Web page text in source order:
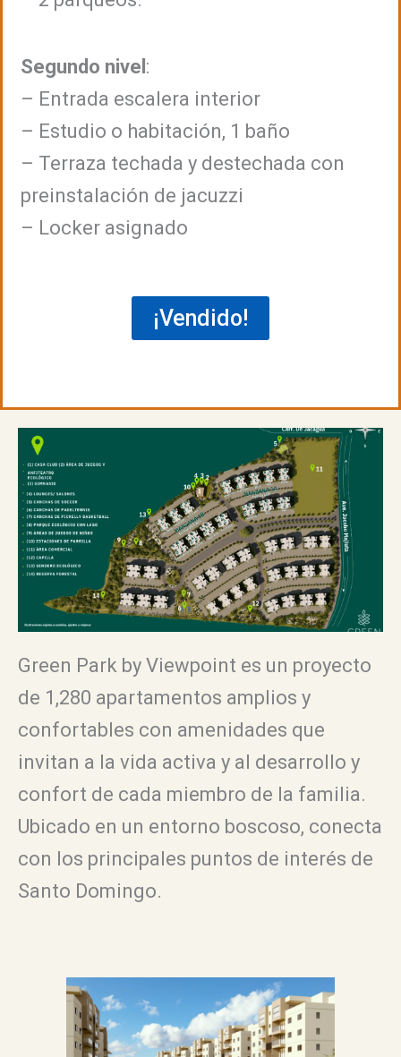
Segundo nivel :
– Entrada escalera interior
– Estudio o habitación, 1 baño
– Terraza techada y destechada con
preinstalación de jacuzzi
– Locker asignado
¡Vendido!
Green Park by Viewpoint es un proyecto
de 1,280 apartamentos amplios y
confortables con amenidades que
invitan a la vida activa y al desarrollo y
confort de cada miembro de la familia.
Ubicado en un entorno boscoso, conecta
con los principales puntos de interés de
Santo Domingo.